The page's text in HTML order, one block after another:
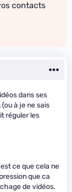
contacts
dans ses
à je ne sais
réguler les
ce que cela ne
que ca
de vidéos.